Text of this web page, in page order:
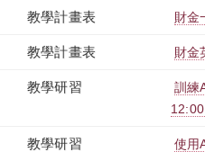
教學計畫表 財金
教學計畫表 財金
教學研習
訓練
教學研習
使用